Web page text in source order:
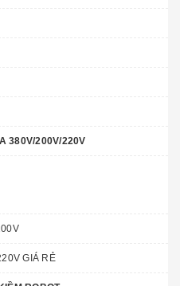
380V/200V/220V
GIÁ RẺ